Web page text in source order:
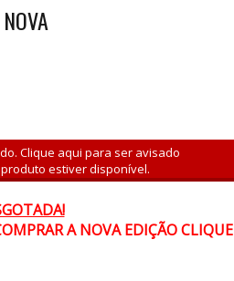
Clique aqui para ser avisado
estiver disponível.
A NOVA EDIÇÃO CLIQUE